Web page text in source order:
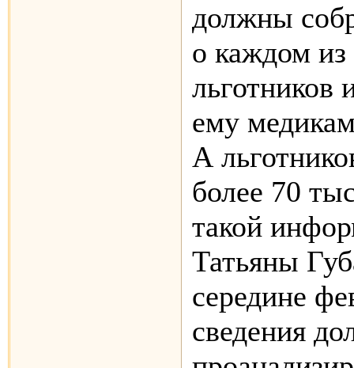
должны
о каждом из
льготников
ему
А
более 70
такой
Татьяны
середине
сведения